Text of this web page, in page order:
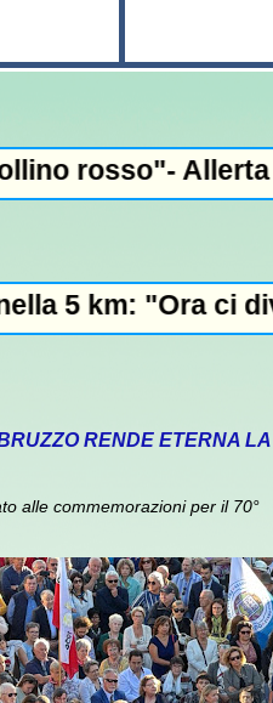
incendi
divertiamo in
RENDE ETERNA LA
alle commemorazioni per il 70°
IN